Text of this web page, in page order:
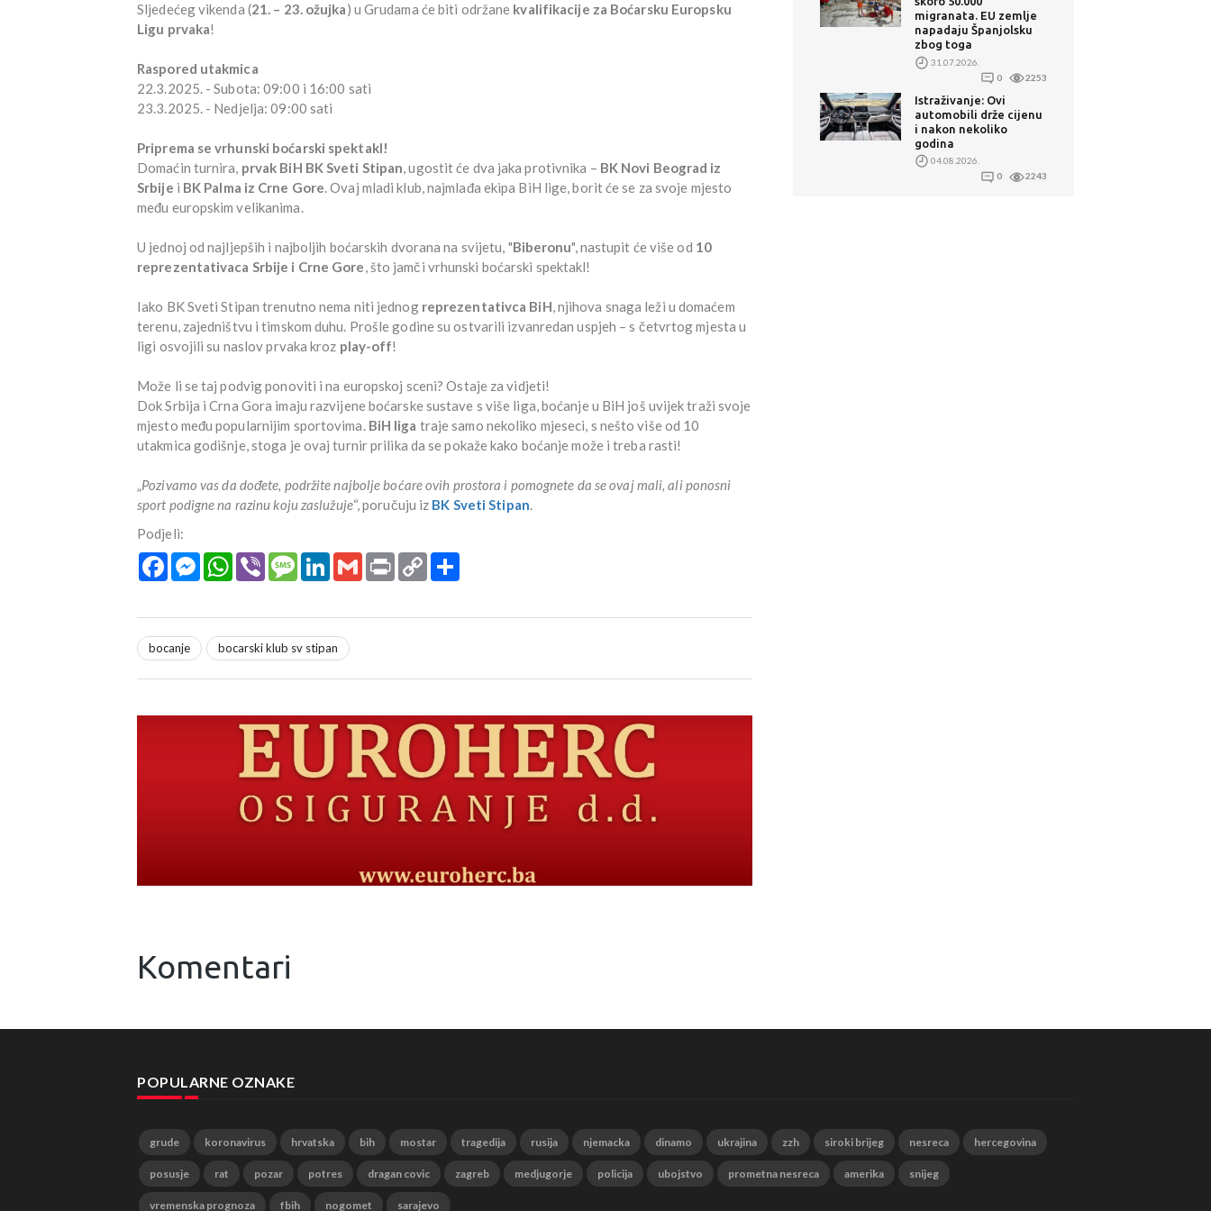
Sljedećeg vikenda (21. – 23. ožujka) u Grudama će biti održane kvalifikacije za Boćarsku Europsku
Ligu prvaka!
Raspored utakmica
22.3.2025. - Subota: 09:00 i 16:00 sati
23.3.2025. - Nedjelja: 09:00 sati
Priprema se vrhunski boćarski spektakl!
Domaćin turnira, prvak BiH BK Sveti Stipan, ugostit će dva jaka protivnika – BK Novi Beograd iz
Srbije i BK Palma iz Crne Gore. Ovaj mladi klub, najmlađa ekipa BiH lige, borit će se za svoje mjesto
među europskim velikanima.
U jednoj od najljepših i najboljih boćarskih dvorana na svijetu, "Biberonu", nastupit će više od 10
reprezentativaca Srbije i Crne Gore, što jamči vrhunski boćarski spektakl!
Iako BK Sveti Stipan trenutno nema niti jednog reprezentativca BiH, njihova snaga leži u domaćem
terenu, zajedništvu i timskom duhu. Prošle godine su ostvarili izvanredan uspjeh – s četvrtog mjesta u
ligi osvojili su naslov prvaka kroz play-off!
Može li se taj podvig ponoviti i na europskoj sceni? Ostaje za vidjeti!
Dok Srbija i Crna Gora imaju razvijene boćarske sustave s više liga, boćanje u BiH još uvijek traži svoje
mjesto među popularnijim sportovima. BiH liga traje samo nekoliko mjeseci, s nešto više od 10
utakmica godišnje, stoga je ovaj turnir prilika da se pokaže kako boćanje može i treba rasti!
„Pozivamo vas da dođete, podržite najbolje boćare ovih prostora i pomognete da se ovaj mali, ali ponosni
sport podigne na razinu koju zaslužuje“, poručuju iz BK Sveti Stipan.
Podjeli:
FacebookMessengerWhatsApp
Viber MessageLinkedInGmail Print Copy
Link
bocanje bocarski klub sv stipan
Komentari
migranata. EU zemlje
napadaju Španjolsku
zbog toga
31.07.2026.
0
2253
Istraživanje: Ovi
automobili drže cijenu
i nakon nekoliko
godina
04.08.2026.
0
2243
POPULARNE OZNAKE
grude koronavirus hrvatska bih mostar tragedija rusija njemacka dinamo ukrajina zzh siroki brijeg nesreca hercegovina
posusje rat pozar potres dragan covic zagreb medjugorje policija ubojstvo prometna nesreca amerika snijeg
vremenska prognoza fbih nogomet sarajevo